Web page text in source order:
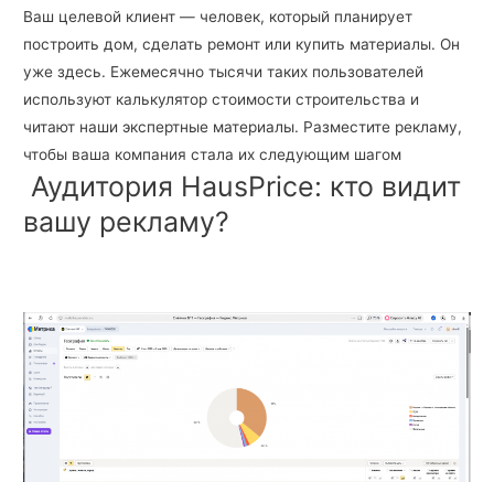
Ваш целевой клиент — человек, который планирует
построить дом, сделать ремонт или купить материалы. Он
уже здесь. Ежемесячно тысячи таких пользователей
используют калькулятор стоимости строительства и
читают наши экспертные материалы. Разместите рекламу,
чтобы ваша компания стала их следующим шагом
Аудитория HausPrice: кто видит
вашу рекламу?